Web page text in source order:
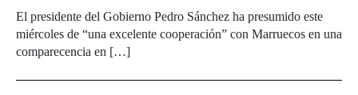
El presidente del Gobierno Pedro Sánchez ha presumido este
miércoles de “una excelente cooperación” con Marruecos en una
comparecencia en […]